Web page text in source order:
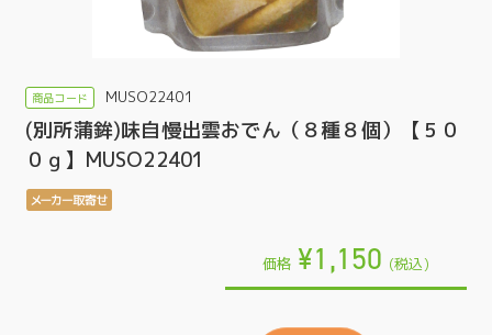
MUSO22401
(別所蒲鉾)味自慢出雲おでん（８種８個）【５０
０ｇ】MUSO22401
価格 ¥1,150 (税込)